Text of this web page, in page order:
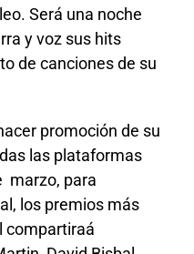
Será una noche
y voz sus hits
de canciones de su
promoción de su
las plataformas
marzo, para
los premios más
compartiraá